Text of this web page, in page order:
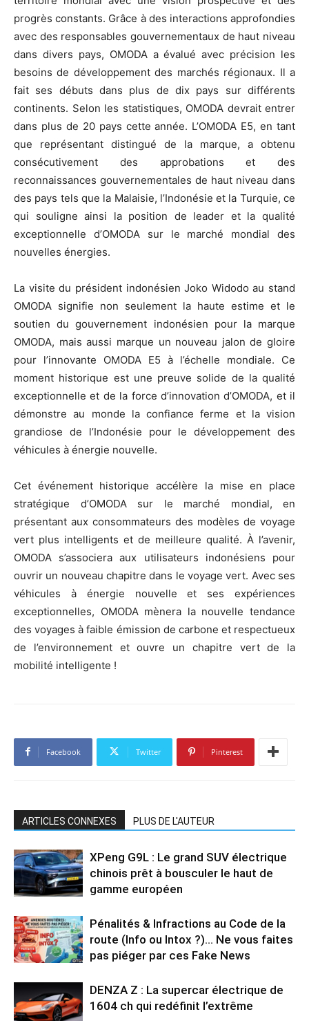
progrès constants. Grâce à des interactions approfondies
avec des responsables gouvernementaux de haut niveau
dans divers pays, OMODA a évalué avec précision les
besoins de développement des marchés régionaux. Il a
fait ses débuts dans plus de dix pays sur différents
continents. Selon les statistiques, OMODA devrait entrer
dans plus de 20 pays cette année. L’OMODA E5, en tant
que représentant distingué de la marque, a obtenu
consécutivement des approbations et des
reconnaissances gouvernementales de haut niveau dans
des pays tels que la Malaisie, l’Indonésie et la Turquie, ce
qui souligne ainsi la position de leader et la qualité
exceptionnelle d’OMODA sur le marché mondial des
nouvelles énergies.
La visite du président indonésien Joko Widodo au stand
OMODA signifie non seulement la haute estime et le
soutien du gouvernement indonésien pour la marque
OMODA, mais aussi marque un nouveau jalon de gloire
pour l’innovante OMODA E5 à l’échelle mondiale. Ce
moment historique est une preuve solide de la qualité
exceptionnelle et de la force d’innovation d’OMODA, et il
démonstre au monde la confiance ferme et la vision
grandiose de l’Indonésie pour le développement des
véhicules à énergie nouvelle.
Cet événement historique accélère la mise en place
stratégique d’OMODA sur le marché mondial, en
présentant aux consommateurs des modèles de voyage
vert plus intelligents et de meilleure qualité. À l’avenir,
OMODA s’associera aux utilisateurs indonésiens pour
ouvrir un nouveau chapitre dans le voyage vert. Avec ses
véhicules à énergie nouvelle et ses expériences
exceptionnelles, OMODA mènera la nouvelle tendance
des voyages à faible émission de carbone et respectueux
de l’environnement et ouvre un chapitre vert de la
mobilité intelligente !
Facebook Twitter Pinterest
ARTICLES CONNEXES PLUS DE L'AUTEUR
XPeng G9L : Le grand SUV électrique
chinois prêt à bousculer le haut de
gamme européen
Pénalités & Infractions au Code de la
route (Info ou Intox ?)… Ne vous faites
pas piéger par ces Fake News
DENZA Z : La supercar électrique de
1604 ch qui redéfinit l’extrême